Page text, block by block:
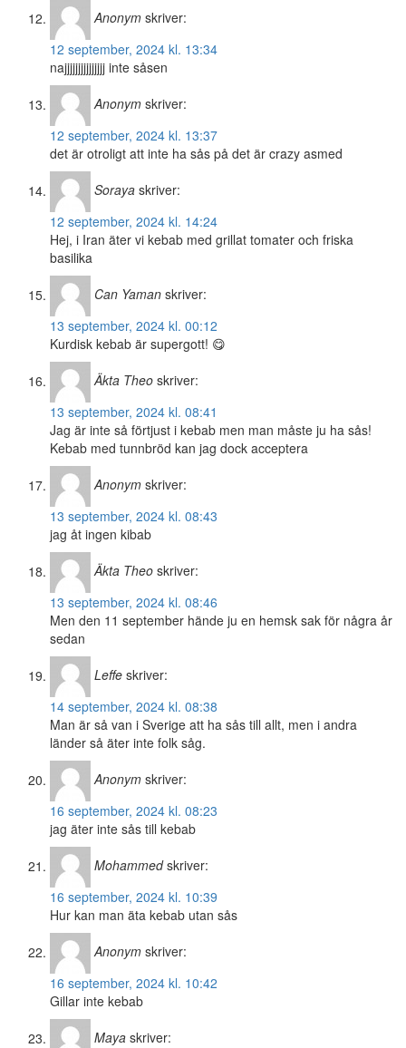
Anonym skriver:
12 september, 2024 kl. 13:34
najjjjjjjjjjjjjjj inte såsen
Anonym skriver:
12 september, 2024 kl. 13:37
det är otroligt att inte ha sås på det är crazy asmed
Soraya skriver:
12 september, 2024 kl. 14:24
Hej, i Iran äter vi kebab med grillat tomater och friska
basilika
Can Yaman skriver:
13 september, 2024 kl. 00:12
Kurdisk kebab är supergott! 😋
Äkta Theo skriver:
13 september, 2024 kl. 08:41
Jag är inte så förtjust i kebab men man måste ju ha sås!
Kebab med tunnbröd kan jag dock acceptera
Anonym skriver:
13 september, 2024 kl. 08:43
jag åt ingen kibab
Äkta Theo skriver:
13 september, 2024 kl. 08:46
Men den 11 september hände ju en hemsk sak för några år
sedan
Leffe skriver:
14 september, 2024 kl. 08:38
Man är så van i Sverige att ha sås till allt, men i andra
länder så äter inte folk såg.
Anonym skriver:
16 september, 2024 kl. 08:23
jag äter inte sås till kebab
Mohammed skriver:
16 september, 2024 kl. 10:39
Hur kan man äta kebab utan sås
Anonym skriver:
16 september, 2024 kl. 10:42
Gillar inte kebab
Maya skriver: